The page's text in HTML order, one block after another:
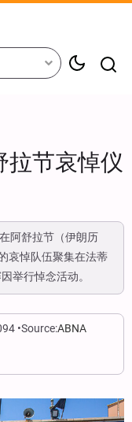
拉节哀悼仪
阿舒拉节（伊朗历
哀悼队伍聚集在法蒂
举行悼念活动。
Source:ABNA